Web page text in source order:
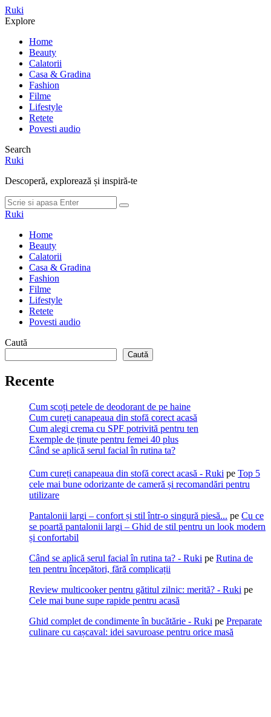
Meniu
Ruki
Cauta
Explore
Home
Beauty
Calatorii
Casa & Gradina
Fashion
Filme
Lifestyle
Retete
Povesti audio
Search
Ruki
Descoperă, explorează și inspiră-te
Cauta
dupa:
Cauta
Ruki
Home
Beauty
Calatorii
Casa & Gradina
Fashion
Filme
Lifestyle
Retete
Povesti audio
Caută
Caută
Recente
Cum scoți petele de deodorant de pe haine
Cum cureți canapeaua din stofă corect acasă
Cum alegi crema cu SPF potrivită pentru ten
Exemple de ținute pentru femei 40 plus
Când se aplică serul facial în rutina ta?
Cum cureți canapeaua din stofă corect acasă - Ruki pe Top 5
cele mai bune odorizante de cameră și recomandări pentru
utilizare
Pantalonii largi – confort și stil într-o singură piesă... pe Cu ce
se poartă pantalonii largi – Ghid de stil pentru un look modern
și confortabil
Când se aplică serul facial în rutina ta? - Ruki pe Rutina de
ten pentru începători, fără complicații
Review multicooker pentru gătitul zilnic: merită? - Ruki pe
Cele mai bune supe rapide pentru acasă
Ghid complet de condimente în bucătărie - Ruki pe Preparate
culinare cu cașcaval: idei savuroase pentru orice masă